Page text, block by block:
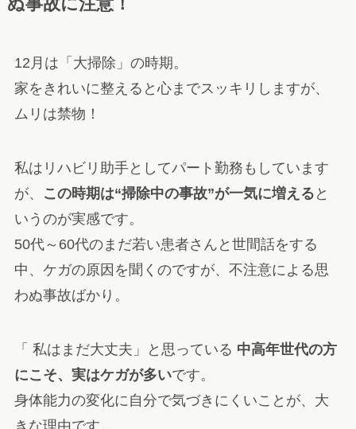
ぬ事故に注意！
12月は「大掃除」の時期。
家をきれいに整えると心までスッキリしますが、
ムリは禁物！
私はリハビリ助手としてパート勤務もしています
が、
この時期は“掃除中の事故”が一気に増える と
いうのが実感です。
50代～60代のまだ若い患者さんと世間話をする
中、ケガの原因を聞くのですが、不注意による思
わぬ事故ばかり。
「 私はまだ大丈夫」と思っている 中高年世代の方
にこそ、実はケガが多いです。
身体能力の変化に自分で気づきにくいことが、大
きな理由です。